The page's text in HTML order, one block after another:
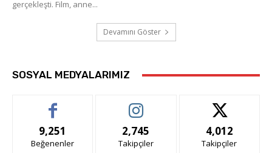
gerçekleşti. Film, anne...
Devamını Göster
SOSYAL MEDYALARIMIZ
9,251
Beğenenler
2,745
Takipçiler
4,012
Takipçiler